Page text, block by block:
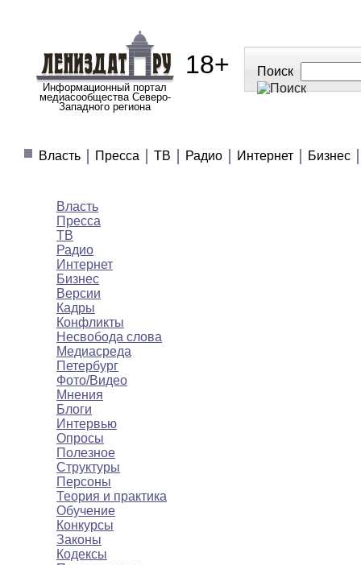
Информационный портал
медиасообщества Северо-
Западного региона
18+ Поиск
Власть
Пресса ТВ Радио Интернет Бизнес
Власть
Пресса
ТВ
Радио
Интернет
Бизнес
Версии
Кадры
Конфликты
Несвобода слова
Медиасреда
Петербург
Фото/Видео
Мнения
Блоги
Интервью
Опросы
Полезное
Структуры
Персоны
Теория и практика
Обучение
Конкурсы
Законы
Кодексы